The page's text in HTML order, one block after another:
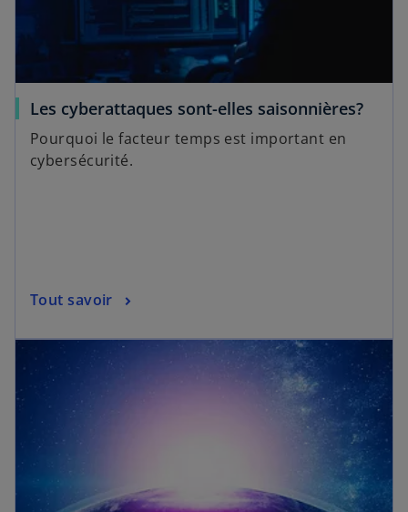
Les cyberattaques sont-elles saisonnières?
Pourquoi le facteur temps est important en
cybersécurité.
Tout savoir